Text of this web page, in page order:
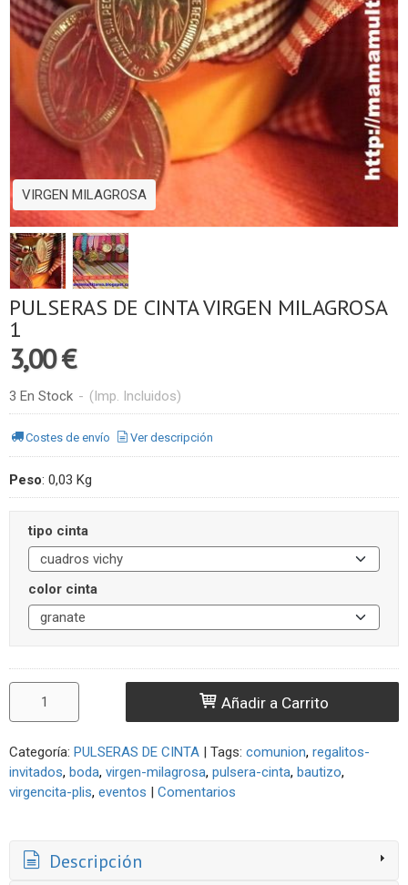
VIRGEN MILAGROSA
PULSERAS DE CINTA VIRGEN MILAGROSA
1
3,00 €
3 En Stock - (Imp. Incluidos)
Costes de envío Ver descripción
Peso: 0,03 Kg
tipo cinta
color cinta
Añadir a Carrito
Categoría: PULSERAS DE CINTA | Tags: comunion regalitos-
invitados boda virgen-milagrosa pulsera-cinta bautizo
virgencita-plis eventos | Comentarios
Descripción